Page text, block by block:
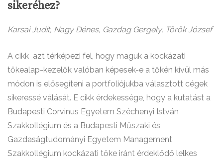
sikeréhez?
Karsai Judit, Nagy Dénes, Gazdag Gergely, Török József
A cikk azt térképezi fel, hogy maguk a kockázati
tőkealap-kezelők valóban képesek-e a tőkén kívül más
módon is elősegíteni a portfoliójukba választott cégek
sikeressé válását. E cikk érdekessége, hogy a kutatást a
Budapesti Corvinus Egyetem Széchenyi István
Szakkollégium és a Budapesti Műszaki és
Gazdaságtudományi Egyetem Management
Szakkollégium kockázati tőke iránt érdeklődő lelkes